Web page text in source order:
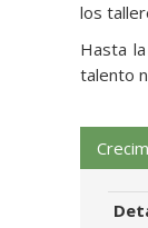
los
Hasta
talento